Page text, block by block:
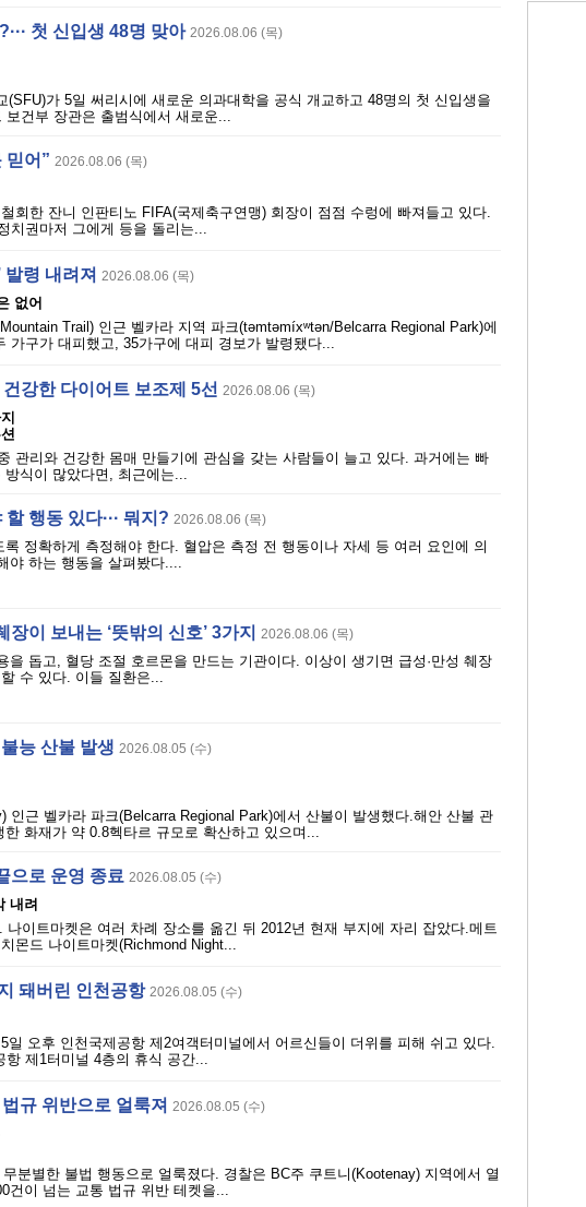
첫 신입생 48명 맞아 2026.08.06 (목)
가 5일 써리시에 새로운 의과대학을 공식 개교하고 48명의 첫 신입생을
건부 장관은 출범식에서 새로운...
믿어” 2026.08.06 (목)
회한 잔니 인판티노 FIFA(국제축구연맹) 회장이 점점 수렁에 빠져들고 있다.
치권마저 그에게 등을 돌리는...
발령 내려져 2026.08.06 (목)
없어
Trail) 인근 벨카라 지역 파크(təmtəmíxʷtən/Belcarra Regional Park)에
가구가 대피했고, 35가구에 대피 경보가 발령됐다...
건강한 다이어트 보조제 5선 2026.08.06 (목)
관리와 건강한 몸매 만들기에 관심을 갖는 사람들이 늘고 있다. 과거에는 빠
식이 많았다면, 최근에는...
행동 있다··· 뭐지? 2026.08.06 (목)
정확하게 측정해야 한다. 혈압은 측정 전 행동이나 자세 등 여러 요인에 의
야 하는 행동을 살펴봤다....
장이 보내는 ‘뜻밖의 신호’ 3가지 2026.08.06 (목)
돕고, 혈당 조절 호르몬을 만드는 기관이다. 이상이 생기면 급성·만성 췌장
수 있다. 이들 질환은...
능 산불 발생 2026.08.05 (수)
인근 벨카라 파크(Belcarra Regional Park)에서 산불이 발생했다.해안 산불 관
화재가 약 0.8헥타르 규모로 확산하고 있으며...
으로 운영 종료 2026.08.05 (수)
내려
이트마켓은 여러 차례 장소를 옮긴 뒤 2012년 현재 부지에 자리 잡았다.메트
몬드 나이트마켓(Richmond Night...
돼버린 인천공항 2026.08.05 (수)
오후 인천국제공항 제2여객터미널에서 어르신들이 더위를 피해 쉬고 있다.
제1터미널 4층의 휴식 공간...
규 위반으로 얼룩져 2026.08.05 (수)
분별한 불법 행동으로 얼룩졌다. 경찰은 BC주 쿠트니(Kootenay) 지역에서 열
건이 넘는 교통 법규 위반 테켓을...